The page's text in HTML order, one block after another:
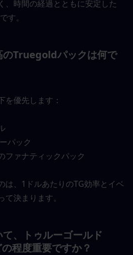
、時間の経過とともに安定した
す。
Truegoldパックは何で
を優先します：
パック
ファナティックパック
は、1ドルあたりのTG効率とイベ
決まります。
、トゥルーゴールド
程度重要ですか？